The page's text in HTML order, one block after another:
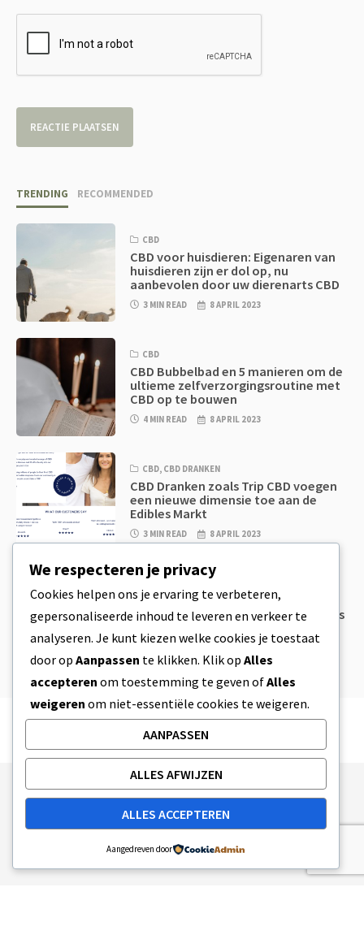
TRENDING RECOMMENDED
CBD
CBD voor huisdieren: Eigenaren van
huisdieren zijn er dol op, nu
aanbevolen door uw dierenarts CBD
3 MIN READ 8 APRIL 2023
CBD
CBD Bubbelbad en 5 manieren om de
ultieme zelfverzorgingsroutine met
CBD op te bouwen
4 MIN READ 8 APRIL 2023
CBD, CBD DRANKEN
CBD Dranken zoals Trip CBD voegen
een nieuwe dimensie toe aan de
Edibles Markt
3 MIN READ 8 APRIL 2023
CBD Koekjesdeeg & Ongelooflijk
Simpele CBD Edibles Die Je Zelf Thuis
8 APRIL 2023
Publishing Principles
Ethics Policy
Corrections Policy
Feedback Policy
Ownership & Funding
Tag map
We respecteren je privacy
Cookies helpen ons je ervaring te verbeteren,
gepersonaliseerde inhoud te leveren en verkeer te
analyseren. Je kunt kiezen welke cookies je toestaat
door op Aanpassen te klikken. Klik op Alles
accepteren om toestemming te geven ofAlles
weigeren om niet-essentiële cookies te weigeren.
AANPASSEN
ALLES AFWIJZEN
ALLES ACCEPTEREN
Aangedreven door